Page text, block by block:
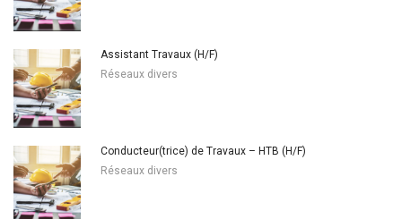
Assistant Travaux (H/F)
Réseaux divers
Conducteur(trice) de Travaux – HTB (H/F)
Réseaux divers